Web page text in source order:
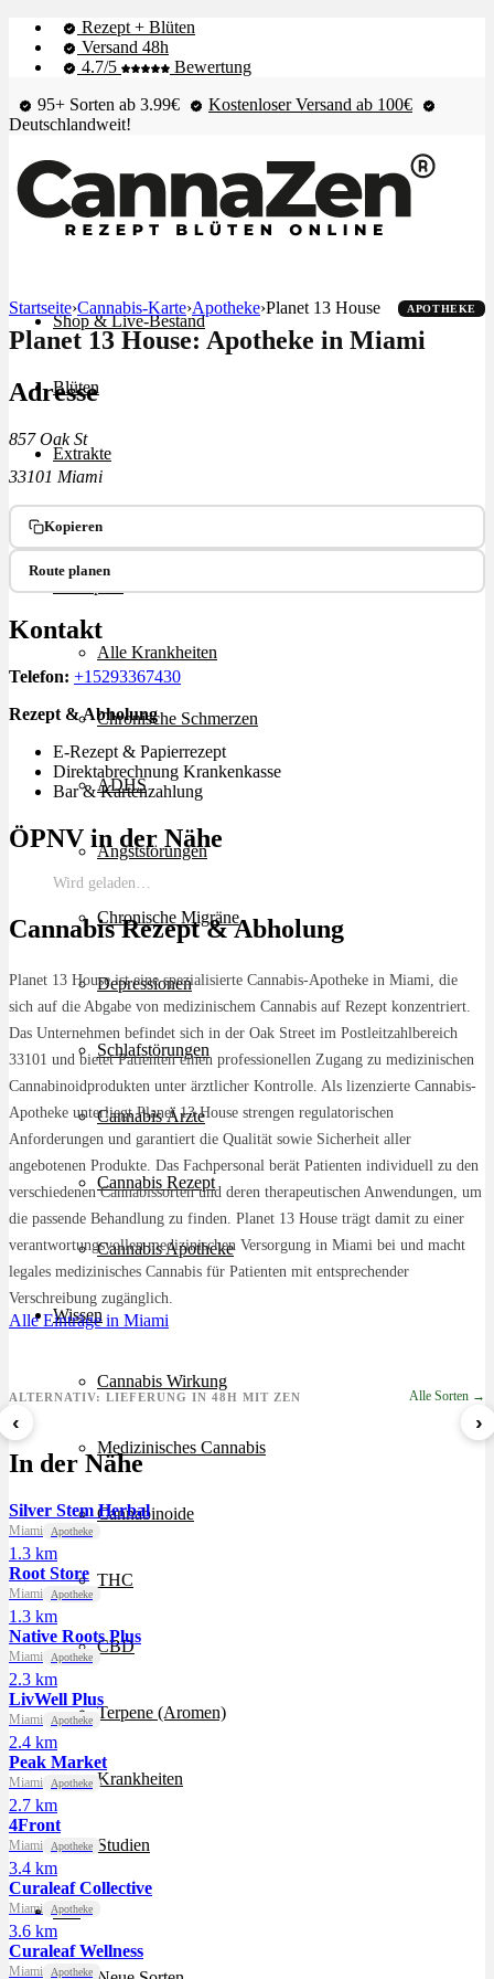
Rezept + Blüten
Versand 48h
4.7/5
Bewertung
95+ Sorten ab 3.99€
Kostenloser Versand ab 100€
Deutschlandweit!
Shop & Live-Bestand
Blüten
Extrakte
Ablauf
Alle Krankheiten
Chronische Schmerzen
ADHS
Angststörungen
Chronische Migräne
Depressionen
Schlafstörungen
Cannabis Ärzte
Cannabis Rezept
Cannabis Apotheke
Wissen
Cannabis Wirkung
Medizinisches Cannabis
Cannabinoide
THC
CBD
Terpene (Aromen)
Krankheiten
Studien
Zen
Startseite›Cannabis-Karte›Apotheke›Planet 13 House APOTHEKE
Planet 13 House: Apotheke in Miami
Adresse
857 Oak St
33101 Miami
Kopieren
Route planen
Kontakt
Telefon: +15293367430
Rezept & Abholung
E-Rezept & Papierrezept
Direktabrechnung Krankenkasse
Bar & Kartenzahlung
ÖPNV in der Nähe
Wird geladen…
Cannabis Rezept & Abholung
Planet 13 House ist eine spezialisierte Cannabis-Apotheke in Miami, die
sich auf die Abgabe von medizinischem Cannabis auf Rezept konzentriert.
Das Unternehmen befindet sich in der Oak Street im Postleitzahlbereich
33101 und bietet Patienten einen professionellen Zugang zu medizinischen
Cannabinoidprodukten unter ärztlicher Kontrolle. Als lizenzierte Cannabis-
Apotheke unterliegt Planet 13 House strengen regulatorischen
Anforderungen und garantiert die Qualität sowie Sicherheit aller
angebotenen Produkte. Das Fachpersonal berät Patienten individuell zu den
verschiedenen Cannabissorten und deren therapeutischen Anwendungen, um
die passende Behandlung zu finden. Planet 13 House trägt damit zu einer
verantwortungsvollen medizinischen Versorgung in Miami bei und macht
legales medizinisches Cannabis für Patienten mit entsprechender
Verschreibung zugänglich.
Alle Einträge in Miami
ALTERNATIV: LIEFERUNG IN 48H MIT ZEN Alle Sorten →
‹
8 Ball Kush
ab 7,29 €/g
Sour Kush Grape Galena
›
In der Nähe
Silver Stem Herbal
Miami Apotheke
1.3 km
Root Store
Miami Apotheke
1.3 km
Native Roots Plus
Miami Apotheke
2.3 km
LivWell Plus
Miami Apotheke
2.4 km
Peak Market
Miami Apotheke
2.7 km
4Front
Miami Apotheke
3.4 km
Curaleaf Collective
Miami Apotheke
3.6 km
Curaleaf Wellness
Miami Apotheke